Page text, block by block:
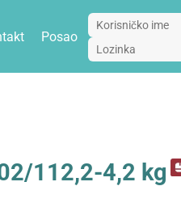
Posao
112,2-4,2 kg